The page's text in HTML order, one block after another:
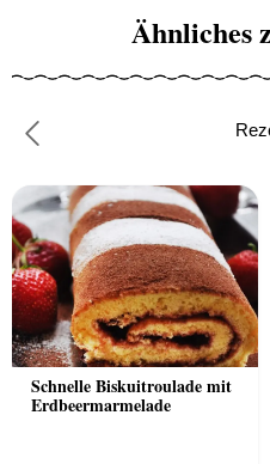
Ähnliches
Schnelle Biskuitroulade mit
Erdbeermarmelade